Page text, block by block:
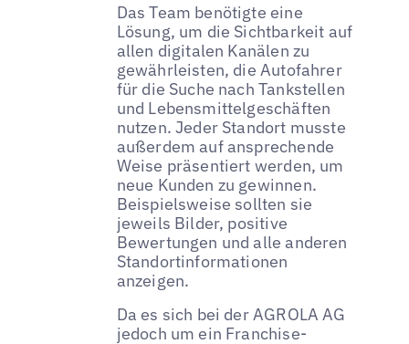
Das Team benötigte eine
Lösung, um die Sichtbarkeit auf
allen digitalen Kanälen zu
gewährleisten, die Autofahrer
für die Suche nach Tankstellen
und Lebensmittelgeschäften
nutzen. Jeder Standort musste
außerdem auf ansprechende
Weise präsentiert werden, um
neue Kunden zu gewinnen.
Beispielsweise sollten sie
jeweils Bilder, positive
Bewertungen und alle anderen
Standortinformationen
anzeigen.
Da es sich bei der AGROLA AG
jedoch um ein Franchise-